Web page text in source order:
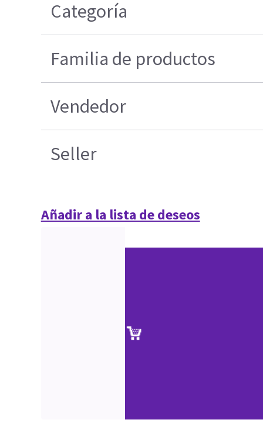
Categoría
Familia de productos
Vendedor
Seller
Añadir a la lista de deseos